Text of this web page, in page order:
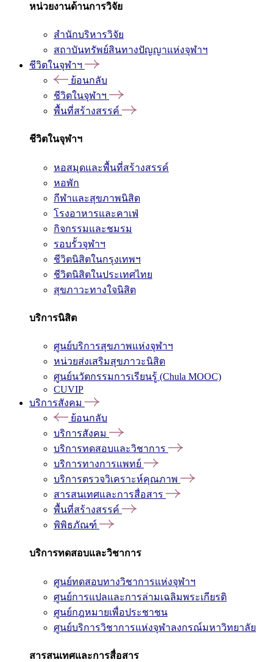
หน่วยงานด้านการวิจัย
สำนักบริหารวิจัย
สถาบันทรัพย์สินทางปัญญาแห่งจุฬาฯ
ชีวิตในจุฬาฯ
ย้อนกลับ
ชีวิตในจุฬาฯ
พื้นที่สร้างสรรค์
ชีวิตในจุฬาฯ
หอสมุดและพื้นที่สร้างสรรค์
หอพัก
กีฬาและสุขภาพนิสิต
โรงอาหารและคาเฟ่
กิจกรรมและชมรม
รอบรั้วจุฬาฯ
ชีวิตนิสิตในกรุงเทพฯ
ชีวิตนิสิตในประเทศไทย
สุขภาวะทางใจนิสิต
บริการนิสิต
ศูนย์บริการสุขภาพแห่งจุฬาฯ
หน่วยส่งเสริมสุขภาวะนิสิต
ศูนย์นวัตกรรมการเรียนรู้ (Chula MOOC)
CUVIP
บริการสังคม
ย้อนกลับ
บริการสังคม
บริการทดสอบและวิชาการ
บริการทางการแพทย์
บริการตรวจวิเคราะห์คุณภาพ
สารสนเทศและการสื่อสาร
พื้นที่สร้างสรรค์
พิพิธภัณฑ์
บริการทดสอบและวิชาการ
ศูนย์ทดสอบทางวิชาการแห่งจุฬาฯ
ศูนย์การแปลและการล่ามเฉลิมพระเกียรติ
ศูนย์กฎหมายเพื่อประชาชน
ศูนย์บริการวิชาการแห่งจุฬาลงกรณ์มหาวิทยาลัย
สารสนเทศและการสื่อสาร